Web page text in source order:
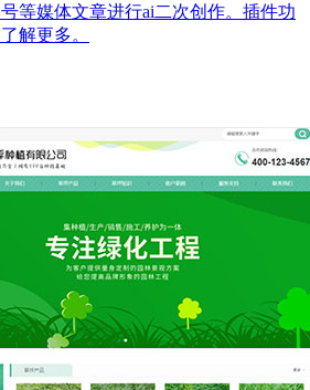
等媒体文章进行ai二次创作。插件功
解更多。